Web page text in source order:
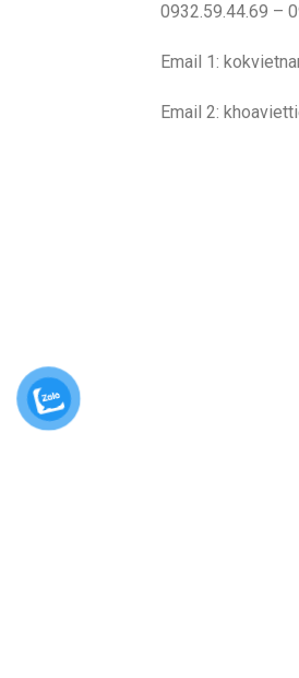
0932.59.44.69 –
Email 1:
Email 2: